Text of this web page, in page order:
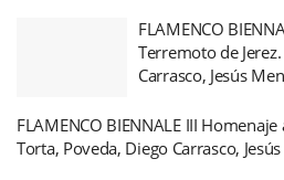
FLAMENCO
Terremoto de
Carrasco, Jesús
FLAMENCO BIENNALE III
Torta, Poveda, Diego Carrasco,